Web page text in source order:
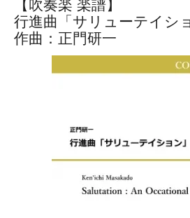
【吹奏楽 楽譜】
行進曲「サリューテイシ
作曲：正門研一